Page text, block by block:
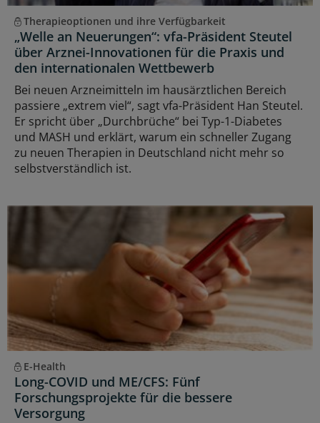
Therapieoptionen und ihre Verfügbarkeit
„Welle an Neuerungen“: vfa-Präsident Steutel
über Arznei-Innovationen für die Praxis und
den internationalen Wettbewerb
Bei neuen Arzneimitteln im hausärztlichen Bereich
passiere „extrem viel“, sagt vfa-Präsident Han Steutel.
Er spricht über „Durchbrüche“ bei Typ-1-Diabetes
und MASH und erklärt, warum ein schneller Zugang
zu neuen Therapien in Deutschland nicht mehr so
selbstverständlich ist.
E-Health
Long-COVID und ME/CFS: Fünf
Forschungsprojekte für die bessere
Versorgung